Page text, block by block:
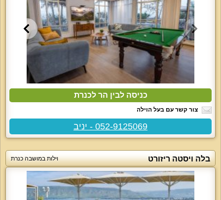
כניסה לבין הר לכנרת
צור קשר עם בעל הוילה
052-9125069 - יניב
בלה ויסטה ריזורט וילות במושבה כנרת